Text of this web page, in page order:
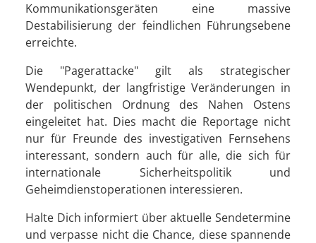
Kommunikationsgeräten eine massive
Destabilisierung der feindlichen Führungsebene
erreichte.
Die "Pagerattacke" gilt als strategischer
Wendepunkt, der langfristige Veränderungen in
der politischen Ordnung des Nahen Ostens
eingeleitet hat. Dies macht die Reportage nicht
nur für Freunde des investigativen Fernsehens
interessant, sondern auch für alle, die sich für
internationale Sicherheitspolitik und
Geheimdienstoperationen interessieren.
Halte Dich informiert über aktuelle Sendetermine
und verpasse nicht die Chance, diese spannende